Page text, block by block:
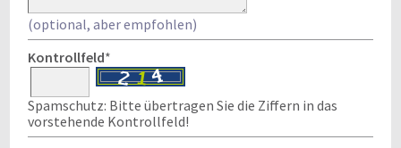
(optional, aber empfohlen)
Kontrollfeld*
Spamschutz: Bitte übertragen Sie die Ziffern in das
vorstehende Kontrollfeld!